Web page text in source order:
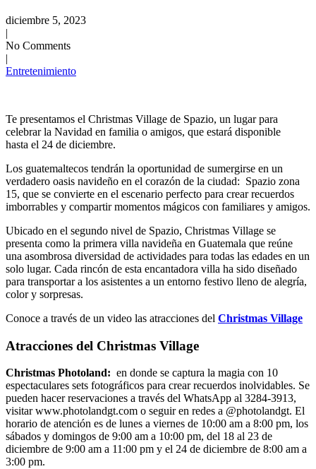
diciembre 5, 2023
|
No Comments
|
Entretenimiento
Te presentamos el Christmas Village de Spazio, un lugar para
celebrar la Navidad en familia o amigos, que estará disponible
hasta el 24 de diciembre.
Los guatemaltecos tendrán la oportunidad de sumergirse en un
verdadero oasis navideño en el corazón de la ciudad: Spazio zona
15, que se convierte en el escenario perfecto para crear recuerdos
imborrables y compartir momentos mágicos con familiares y amigos.
Ubicado en el segundo nivel de Spazio, Christmas Village se
presenta como la primera villa navideña en Guatemala que reúne
una asombrosa diversidad de actividades para todas las edades en un
solo lugar. Cada rincón de esta encantadora villa ha sido diseñado
para transportar a los asistentes a un entorno festivo lleno de alegría,
color y sorpresas.
Conoce a través de un video las atracciones del Christmas Village
Atracciones del Christmas Village
Christmas Photoland: en donde se captura la magia con 10
espectaculares sets fotográficos para crear recuerdos inolvidables. Se
pueden hacer reservaciones a través del WhatsApp al 3284-3913,
visitar www.photolandgt.com o seguir en redes a @photolandgt. El
horario de atención es de lunes a viernes de 10:00 am a 8:00 pm, los
sábados y domingos de 9:00 am a 10:00 pm, del 18 al 23 de
diciembre de 9:00 am a 11:00 pm y el 24 de diciembre de 8:00 am a
3:00 pm.